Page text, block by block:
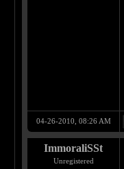
04-26-2010, 08:26 AM
ImmoraliSSt
Unregistered